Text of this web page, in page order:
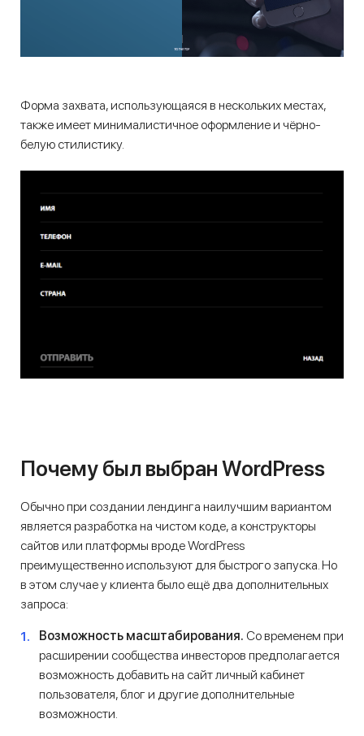
Форма захвата, использующаяся в нескольких местах,
также имеет минималистичное оформление и чёрно-
белую стилистику.
Почему был выбран WordPress
Обычно при создании лендинга наилучшим вариантом
является разработка на чистом коде, а конструкторы
сайтов или платформы вроде WordPress
преимущественно используют для быстрого запуска. Но
в этом случае у клиента было ещё два дополнительных
запроса:
Возможность масштабирования. Со временем при
расширении сообщества инвесторов предполагается
возможность добавить на сайт личный кабинет
пользователя, блог и другие дополнительные
возможности.